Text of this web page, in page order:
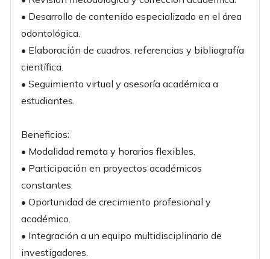
• Desarrollo de contenido especializado en el área
odontológica.
• Elaboración de cuadros, referencias y bibliografía
científica.
• Seguimiento virtual y asesoría académica a
estudiantes.
Beneficios:
• Modalidad remota y horarios flexibles.
• Participación en proyectos académicos
constantes.
• Oportunidad de crecimiento profesional y
académico.
• Integración a un equipo multidisciplinario de
investigadores.